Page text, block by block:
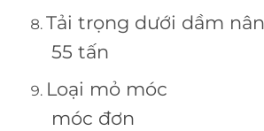
Tải trọng dưới
55 tấn
Loại mỏ
móc đơn